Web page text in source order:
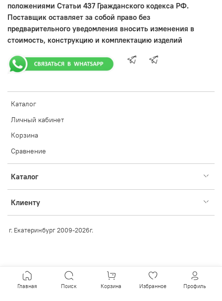
Каталог
Личный кабинет
Корзина
Сравнение
Каталог
Клиенту
положениями Статьи 437 Гражданского кодекса РФ.
Поставщик оставляет за собой право без
предварительного уведомления вносить изменения в
стоимость, конструкцию и комплектацию изделий
г. Екатеринбург 2009-2026г.
Главная Поиск Корзина Избранное Профиль